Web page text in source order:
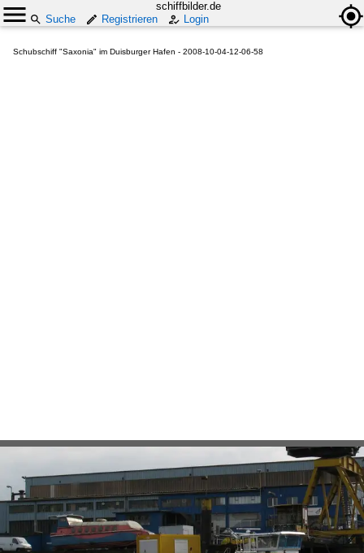
schiffbilder.de
Suche
Registrieren Login
Schubschiff "Saxonia" im Duisburger Hafen - 2008-10-04-12-06-58